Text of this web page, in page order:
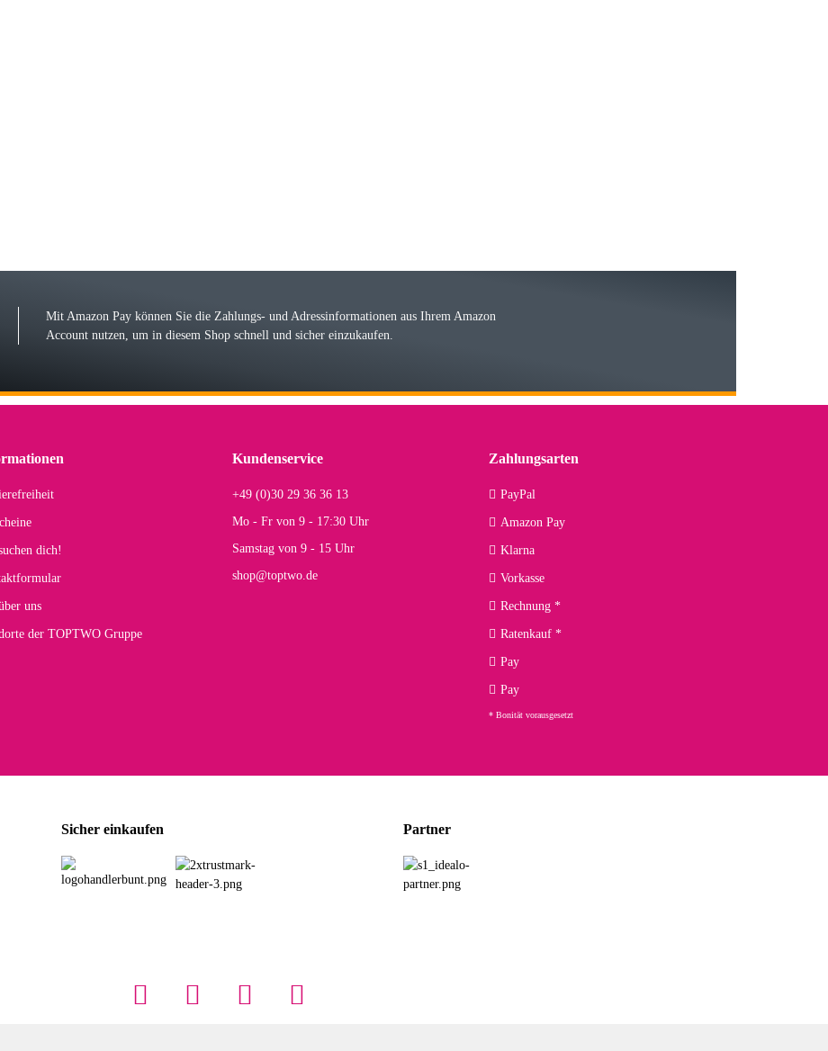
Der Koffer macht einen sehr soliden Eindruck. Die Zuverlässigkeit muss sich noch in den kommenden Jahren herausstellen. Spannend wird es falls
Hans E
Mit Amazon Pay können Sie die Zahlungs- und Adressinformationen aus Ihrem Amazon
Account nutzen, um in diesem Shop schnell und sicher einzukaufen.
dich!
uns
der TOPTWO Gruppe
Kundenservice
+49 (0)30 29 36 36 13
Mo - Fr von 9 - 17:30 Uhr
Samstag von 9 - 15 Uhr
shop@toptwo.de
Zahlungsarten
PayPal
Amazon Pay
Klarna
Vorkasse
Rechnung *
Ratenkauf *
Pay
Pay
* Bonität vorausgesetzt
Sicher einkaufen Partner